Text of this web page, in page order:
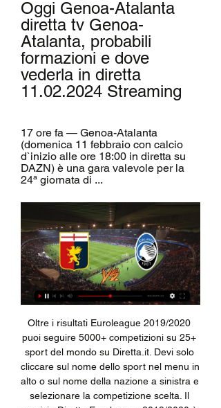
Oggi Genoa-Atalanta
diretta tv Genoa-
Atalanta, probabili
formazioni e dove
vederla in diretta
11.02.2024 Streaming
17 ore fa — Genoa-Atalanta
(domenica 11 febbraio con calcio
d`inizio alle ore 18:00 in diretta su
DAZN) è una gara valevole per la
24ª giornata di ...
Oltre i risultati Euroleague 2019/2020 puoi seguire 5000+ competizioni su 25+ sport del mondo su Diretta.it. Devi solo cliccare sul nome dello sport nel menu in alto o sul nome della nazione a sinistra e selezionare la competizione scelta. Il servizio Diretta Euroleague 2019/2020 è in tempo reale e si aggiorna dal vivo. Prossime partite: 01.11.

Per vedere Perugia - Cosenza in streaming segui queste istruzioni 1. Clicca qui e registrati a Dazn 2. Il primo mese è gratis, poi a 9,99 euro al mese.

Atalanta: cronaca diretta live e risultato in tempo reale 8 ore fa — La partita Genoa - Atalanta di Domenica 11 febbraio 2024 in diretta: formazioni e cronaca con tabellino in tempo reale. Dove vedere in tv e ...

MODENA Alex Pinardi aveva già raccontato alla Gazzetta l’emozione di tornare ad affrontare il Modena da grande ex, a 38 anni, nel momento in cui la sua Adrense era stata inserita nello stesso girone del Modena in serie D. L’ex capitano canarino dovrà però …

Per quanto riguarda le aziende, operiamo con altri concessionari e con aziende in tutta Italia, sia per il noleggio che per la vendita diretta. Ci troviamo in Via dell'Industria, 19 - 10023 Chieri(TO), sempre aperti tranne il sabato pomeriggio e la domenica.

Genoa–Atalanta: come seguire la partita. Segui live la partita di Serie A Genoa-Atalanta su skysport.it. Le probabili formazioni, tutte le news per arrivare preparato al meglio al match e tutti gli ...

Il futuro di Gabigol prende sempre di più le forme di un ritorno in Brasile, l’attaccante infatti è vicinissimo al Santos. Scaricato dal Benfica, al momento il giocatore si trova in Brasile e non è intenzionato a tornare in Portogallo. Il suo trasferimento all’ex club di Neymar dipende però anche dalla sua volontà di ridursi.

Alessandro Fagioli, che risponderà in diretta alle domande degli ascoltatori. CICIAREM UN CICININ Domenica 28 alle ore 9.27 con replica alle ore 19.30, vi aspetta “Ciciarem Un Cicinin”, trasmissione condotta da Anna Tunesi e Anna Zucchetti, basata su canzoni dialettali, tradizioni e aneddoti del territorio milanese. SARONNO STORY

Conduce Luca Barbarossa Con Andrea Perroni Un programma di Luca Barbarossa, Massimo Martelli, Andrea Perroni, Alessandro Rossi, Giulio Somazzi A cura di Silvia Baldassar Regia di Cristiano Strambi, Mauro Sebastianelli: 09:55: Gli imperdibili Gli imperdibili - …

GdS – Benevento, Coda: “Al futuro non penso, ma ho le idee chiare. Giocherò fino a 40 anni” By Carla Bianco on 26 Aprile 2019. CODA BENEVENTO RASSEGNA – Artefice di una splendida tripletta ai danni del Verona, Massimo Coda, attaccante della Strega, ha rilasciato alcune dichiarazioni alle colonne della...

Dopo la bella vittoria sulla Flaminia il Monterosi è attesa da un’altra tappa fondamentale nella corsa play off. Quello in programma domenica pomeriggio al Vanni Sanna di Sassari è un vero e proprio scontro diretto perché i biancorossi saranno di fronte a quel Latte Dolce che già ha avuto la meglio al Martoni e che vanta un punticino in […]

ModenaNoi.it è il quotidiano d'informazione sportiva, cronaca e attualità di Modena, Sassuolo, Carpi e provincia. Notizie sempre aggiornate e dettagliate.

Persino in età tardoantica, tra il 455 e il 457 d.C., l’imperatore Marciano emanò una costituzione imperiale, i cui destinatari però erano i barbari, per vietare il commercio di armi (corazze, scudi, archi, spade, frecce, ecc.) all’interno della sacratissima urbs (Roma) e nelle altre città (Codice Giustiniano 4.41.2).

Atalanta-Genoa: dove vederla Tv e Diretta Streaming, Sky 22 ott 2023 — Dove Vedere il match di Serie A tra Atalanta-Genoa in TV e Streaming. Diretta Sky o DAZN? Scopri Data e Orario, Probabili Formazioni, ...

Ieri sera nel corso della trasmissione Barimania, programma ideato da Tonio Lucatorto e diretto dal nostro Marcello Mancino, è intervenuto in diretta l’allenatore del Marsala Calcio, prossimo avversario dei biancorossi, Ignazio Chianetta: “Puntiamo alla salvezza da neopromossa, in un campionato difficile come quello della D. Il nostro.

Anche se la cosa non ha praticamente influenza sulla potenza del segnale l’ ideale per le chiavette è avere una base USB e “attaccarle” in verticale (con la USB della chiavetta verso il basso).I modem Wi-Fi invece si possono appoggiare dal lato della batteria oppure metterli in verticale.

Senza quel soffio di vento di troppo sarebbe stato il record italiano dei 100 metri. Filippo Tortu (Fiamme Gialle) ha corso a Rieti in 9.97, con una brezza alle spalle di +2.4, di poco superiore al consentito (il limite, vale la pena ricordarlo in questo caso, è +2.0). Il risultato della Riunione

Diretta Genoa-Atalanta ore 15: formazioni ufficiali, dove 15 mag 2021 — Diretta Genoa-Atalanta ore 15: formazioni ufficiali, dove vederla in tv e streaming E oggi, contro il Genoa di Ballardini già salvo, la ...

Aquila in via Civiltà del Lavoro 5 a Ortona offre vigilanza, sorveglianza video e antifurti per un servizio efficiente e qualificato. Aquila opera sull’intero territorio con riconosciuta esperienza e professionalità rivolgendosi con grande successo ad una clientela tanto ampia quanto fidelizzata.

Venerdi 12 aprile 2019. Qui sotto vi proponiamo il pronostico per la partita di calcio SKU Amstetten - Liefering, valevole per il campionato/coppa di Erste Liga, che si giocherà il giorno 12/04/2019.

Diretta Juventus-Shakhtar live su Diretta Radio Sport. Seconda giornata di Champions League per la stagione 2012/2013. Qui trovate il commento in tempo reale di Juventus-Shakhtar. Seguiremo l'incontro in diretta live dalle ore 20.45. Dopo il debutto allo Stamford Bridge contro il …

Trasferta amara per la Pallacanestro Vado che nella partita d’esordio a Pegli ritorna con una sconfitta. I ragazzi di coach Gatto e Colandrea giocano una partita sottotono, litigando per tutti i 40 minuti con il canestro e buttando al vento quanto di buono fatto in fase difensiva.

3.3 La distribuzione fra l’Italia e il Giappone oggi: Makoto Shinkai e Gabriele Mainetti.140. trasmissione sulle reti televisive e la commercializzazione di DVD da parte delle. Nel frattempo, la proiezione diretta nelle sale cinematografiche diventava un’opzione a cui …

CASALE – Pronti via. Alle 10 di lunedì scatterà il 2° Itf World Tennis Tour – Memorial Maurizio Cucchi, sui campi dello Sport Club Nuova Casale, in via Marzabotto 44, una competizione con un montepremi di 15mila dollari. Ingresso libero. Nella prima giornata di qualificazioni saranno ben

SARONNO – C’è anche la diretta del consiglio comunale fra i programmi dei prossimi giorni di Radiorizzonti Fm 88, l’emittente parrocchiale. Sabato 21 maggio dalle 11 sarà trasmesso in diretta il consiglio comunale che si terrà nella sala consigliare “Vanelli” nel Palazzo dell

I ritratti fotografici sono così radicati nella cultura visiva che spesso passano inosservati. Dai un’identità forte alle tue immagini: fotografo o soggetto che tu sia, lasciati ispirare da Edoardo Lavagno. Cammineremo per il centro di Milano gestendo la luce e lavorando sulla composizione per rendere i nostri scatti indimenticabili.

Genoa-Atalanta, probabili formazioni e dove vederla in diretta 3 ore fa — Dove vedere Genoa-Atalanta in diretta tv e streaming. La sfida di Marassi sarà trasmessa solamente da Dazn su appa e sito ufficiale, inoltre ...

ora conclusione sezione 3A cat 87 INFANTINO LUDOVICA contro 111 OTTONE BEATRICE sezione 2A cat 120 POLITO GABRIELLA contro 13 BERTOLDO JESSICA sezione 2A cat sezione 2A cat doppio ore 15.30

REAL TIME (Canale 31) è media partner dell’evento more. Posted in Allinfo news, Eventi, Festival, Musica and tagged Brescia, Dear Jack, Dolcenera, festival show, IRAMA on 5 luglio 2016 by Redazione. Lascia un commento SANREMO: SU TIMMUSIC PROGRAMMAZIONE DEDICATA AL FESTIVAL E …

Trasmissione della serie "Cosmo" condotta da Barbara Serra Volo in diretta: comizi d'amore Video tratti dalla trasmissione "Volo in diretta" condotta da Fabio Volo Dottore, sono normale? Sito del prof. Maurizio Bossi, medico andrologo e riferimento ai suoi video su Youtube Lei e lui.

Atalanta Genoa, dove vedere streaming e diretta tv Serie A Il match Atalanta-Genoa, che si svolgerà domenica al Gewiss Stadium di Bergamo, secondo quanto scritto tramite comunicazioni ufficiali, verrà trasmesso in ...

Radio Bologna 1 online, ascolta radio bologna Uno indiretta, radio bologna Uno online, radio bologna 1 in diretta streaming online, sport e classici bologna. Radioindiretta.Fm ti da la possibilità di ascoltare le migliori radio in diretta streaming, basta cliccare sul logo della tua radio preferita .

Atalanta-Genoa dove vederla: Sky, NOW o DAZN? Canale 22 ott 2023 — Atalanta contro Genoa in occasione della nona giornata di Serie A: tutte le informazioni su dove seguire il match in diretta tv e in ...

La diretta del sorteggio dagli studi televisivi di Sky è disponibile in tv su Sky Sport 24. La composizione del calendario viene via via mostrata anche in diretta streaming sul canale YouTube della Lega Serie A. Sono già state sorteggiate le prime giornate: nella seconda, tra le altre partite, ci saranno già Juventus-Napoli e il derby Lazio.

ADDETTI AL CARICO-SCARICO LINEA DI PRODUZIONE Pubblicato da MAW Men at Work S.p.A. Località: Sassuolo, Emilia-Romagna. Si offre contratto a tempo determinato. MAW-MEN AT WORK- Filiale di Sassuolo, ricerca per azienda cliente operante nel settore metalmeccanico, ADDETTI AL CARICO…

Per la prima volta nella sua storia il Pordenone è promosso in serie B. La squadra allenata da Attilio Tesser, alla terza vittoria del campionato di C dopo quelle con Novara e Cremonese, ha ottenuto la certezza del salto di categoria grazie al successo di oggi per 3-1 contro il Giana Erminio, con reti di Candellone, Ciurria e Barison.

Atalanta-Genoa, probabili formazioni: le scelte di Gasperini 21 ott 2023 — Domenica alle 18 si gioca Atalanta-Genoa, le probabili formazioni e dove vederla in diretta tv e streaming.

Come vedere in diretta streaming Lube Civitanova – Zenit Kaza